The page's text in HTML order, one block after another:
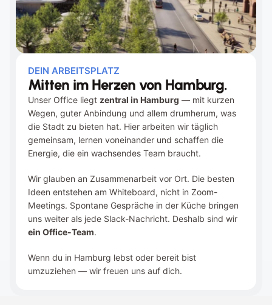
DEIN ARBEITSPLATZ
Mitten im Herzen von Hamburg.
Unser Office liegt zentral in Hamburg — mit kurzen
Wegen, guter Anbindung und allem drumherum, was
die Stadt zu bieten hat. Hier arbeiten wir täglich
gemeinsam, lernen voneinander und schaffen die
Energie, die ein wachsendes Team braucht.
Wir glauben an Zusammenarbeit vor Ort. Die besten
Ideen entstehen am Whiteboard, nicht in Zoom-
Meetings. Spontane Gespräche in der Küche bringen
ein Office-Team.
Wenn du in Hamburg lebst oder bereit bist
umzuziehen — wir freuen uns auf dich.